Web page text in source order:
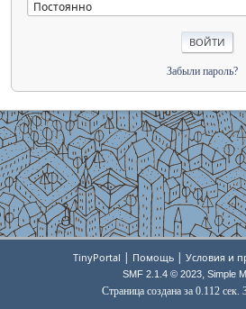
Забыли пароль?
TinyPortal | Помощь | Условия и
SMF 2.1.4 © 2023, Simple
Страница создана за 0.112 сек.